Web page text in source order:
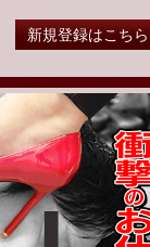
新規登録はこちら